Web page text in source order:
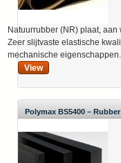
Natuurrubber (NR) plaat,
Zeer slijtvaste elastische
mechanische eigenschappen.
View
Polymax BS5400 –